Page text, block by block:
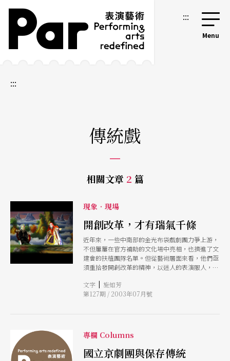
跳到主要內容區塊
網站導覽 :::
:::
傳統戲
相關文章 2 篇
現象‧現場
開創改革，才有瑞氣千條
近年來，一些中南部的金光布袋戲劇團力爭上游，
不但屢屢在官方補助的文化場中亮相，也擠進了文
建會的扶植團隊名單。但從藝術層面來看，他們亟
須重拾發開創改革的精神，以迷人的表演服人，來
文字 | 施如芳
第127期 / 2003年07月號
專欄 Columns
國立京劇團與保存傳統